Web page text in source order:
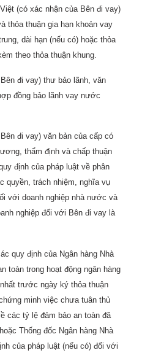
(có xác nhận của Bên đi vay)
thỏa thuận gia hạn khoản vay
dài hạn (nếu có) hoặc thỏa
theo thỏa thuận khung.
đi vay) thư bảo lãnh, văn
đồng bảo lãnh vay nước
đi vay) văn bản của cấp có
thẩm định và chấp thuận
định của pháp luật về phân
quyền, trách nhiệm, nghĩa vụ
với doanh nghiệp nhà nước và
nghiệp đối với Bên đi vay là
quy định của Ngân hàng Nhà
toàn trong hoạt động ngân hàng
trước ngày ký thỏa thuận
minh việc chưa tuân thủ
các tỷ lệ đảm bảo an toàn đã
Thống đốc Ngân hàng Nhà
của pháp luật (nếu có) đối với